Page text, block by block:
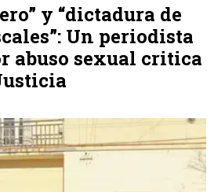
y “dictadura de
Un periodista
abuso sexual critica